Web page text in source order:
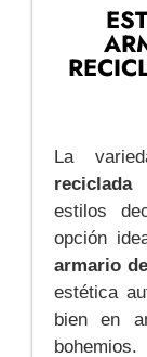
La
reciclada
estilos
opción
armario
estética
bien en
bohemios.